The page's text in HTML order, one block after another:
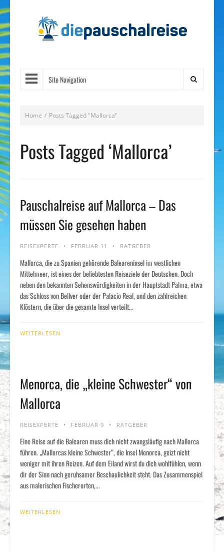
Site Navigation
Home / Posts Tagged "Mallorca"
Posts Tagged ‘Mallorca’
Pauschalreise auf Mallorca – Das
müssen Sie gesehen haben
REISEXPERTE FEBRUAR 11 RATGEBER
Mallorca, die zu Spanien gehörende Baleareninsel im westlichen
Mittelmeer, ist eines der beliebtesten Reiseziele der Deutschen. Doch
neben den bekannten Sehenswürdigkeiten in der Hauptstadt Palma, etwa
das Schloss von Bellver oder der Palacio Real, und den zahlreichen
Klöstern, die über die gesamte Insel verteilt...
WEITERLESEN
Menorca, die „kleine Schwester“ von
Mallorca
REISEXPERTE FEBRUAR 9 RATGEBER
Eine Reise auf die Balearen muss dich nicht zwangsläufig nach Mallorca
führen. „Mallorcas kleine Schwester“, die Insel Menorca, geizt nicht
weniger mit ihren Reizen. Auf dem Eiland wirst du dich wohlfühlen, wenn
dir der Sinn nach geruhsamer Beschaulichkeit steht. Das Zusammenspiel
aus malerischen Fischerorten,...
WEITERLESEN